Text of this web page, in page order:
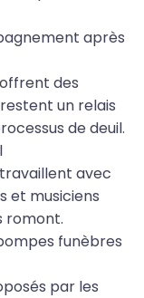
après
des
un relais
de deuil.
avec
et musiciens
romont.
funèbres
par les